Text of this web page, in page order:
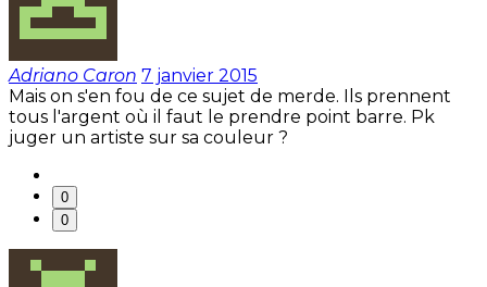
Adriano Caron 7 janvier 2015
Mais on s'en fou de ce sujet de merde. Ils prennent
tous l'argent où il faut le prendre point barre. Pk
juger un artiste sur sa couleur ?
0
0